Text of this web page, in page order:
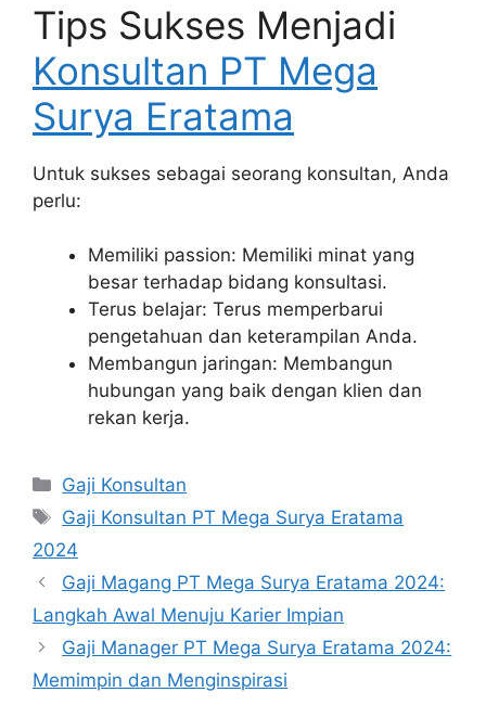
Tips Sukses Menjadi
Konsultan PT Mega
Surya Eratama
Untuk sukses sebagai seorang konsultan, Anda
perlu:
Memiliki passion: Memiliki minat yang
besar terhadap bidang konsultasi.
Terus belajar: Terus memperbarui
pengetahuan dan keterampilan Anda.
Membangun jaringan: Membangun
hubungan yang baik dengan klien dan
rekan kerja.
Kategori
Gaji Konsultan
Tag
Gaji Konsultan PT Mega Surya Eratama
2024
Gaji Magang PT Mega Surya Eratama 2024:
Langkah Awal Menuju Karier Impian
Gaji Manager PT Mega Surya Eratama 2024:
Memimpin dan Menginspirasi